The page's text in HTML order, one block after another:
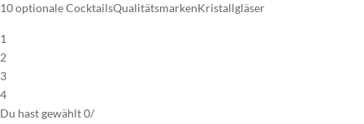
10 optionale CocktailsQualitätsmarkenKristallgläser
1
2
3
4
Du hast gewählt0/